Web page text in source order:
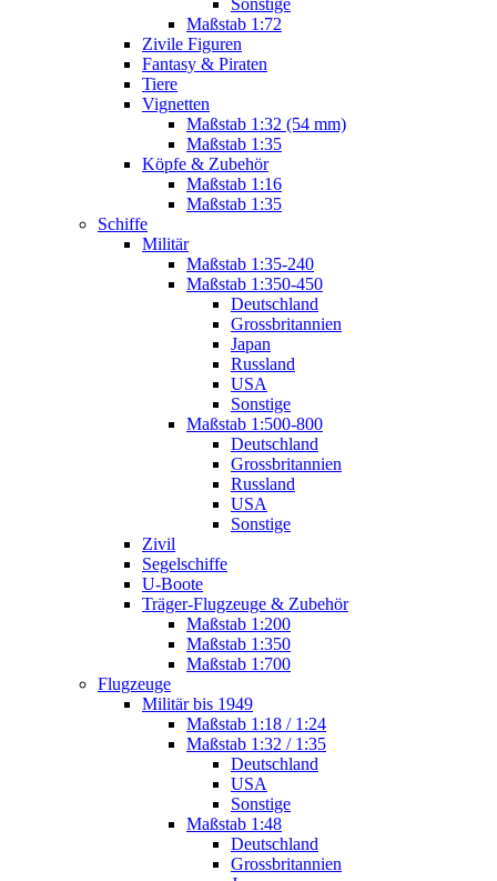
Sonstige
Maßstab 1:72
Zivile Figuren
Fantasy & Piraten
Tiere
Vignetten
Maßstab 1:32 (54 mm)
Maßstab 1:35
Köpfe & Zubehör
Maßstab 1:16
Maßstab 1:35
Schiffe
Militär
Maßstab 1:35-240
Maßstab 1:350-450
Deutschland
Grossbritannien
Japan
Russland
USA
Sonstige
Maßstab 1:500-800
Deutschland
Grossbritannien
Russland
USA
Sonstige
Zivil
Segelschiffe
U-Boote
Träger-Flugzeuge & Zubehör
Maßstab 1:200
Maßstab 1:350
Maßstab 1:700
Flugzeuge
Militär bis 1949
Maßstab 1:18 / 1:24
Maßstab 1:32 / 1:35
Deutschland
USA
Sonstige
Maßstab 1:48
Deutschland
Grossbritannien